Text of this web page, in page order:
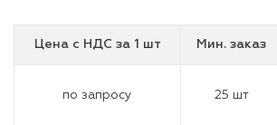
Цена с НДС за 1 шт Мин. заказ
по запросу 25 шт